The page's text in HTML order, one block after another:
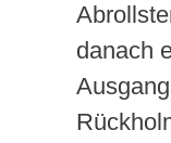
danach